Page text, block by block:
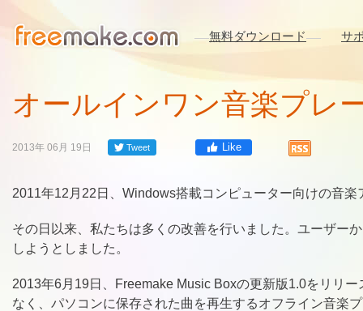
無料ダウンロード サ
オールインワン音楽プレ
2013年 06月 19日 Tweet Like
2011年12月22日、Windows搭載コンピューター向けの音楽
その日以来、私たちは多くの改善を行いました。ユーザー
しようとしました。
2013年6月19日、Freemake Music Boxの更新版1.0をリリ
なく、パソコンに保存された曲を再生するオフライン音楽